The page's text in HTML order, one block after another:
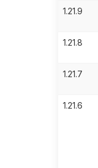
1.21.9
1.21.8
1.21.7
1.21.6